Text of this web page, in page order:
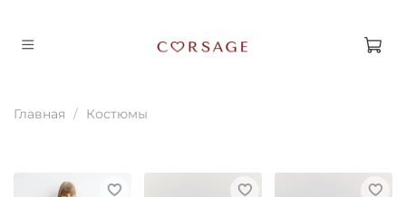
Главная Костюмы